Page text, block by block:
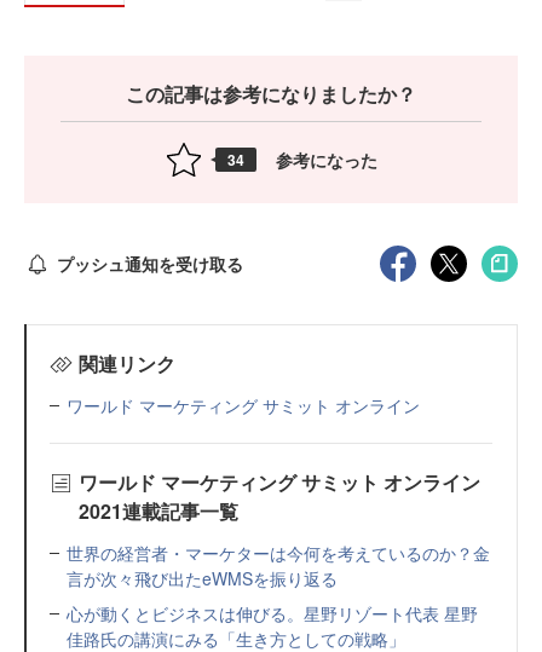
この記事は参考になりましたか？
34 参考になった
プッシュ通知を受け取る
関連リンク
ワールド マーケティング サミット オンライン
ワールド マーケティング サミット オンライン
2021連載記事一覧
世界の経営者・マーケターは今何を考えているのか？金
言が次々飛び出たeWMSを振り返る
心が動くとビジネスは伸びる。星野リゾート代表 星野
佳路氏の講演にみる「生き方としての戦略」